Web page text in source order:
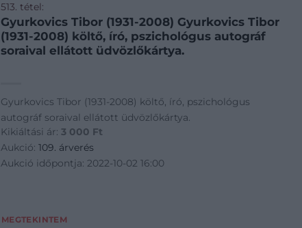
513. tétel:
Gyurkovics Tibor (1931-2008) Gyurkovics Tibor
(1931-2008) költő, író, pszichológus autográf
soraival ellátott üdvözlőkártya.
Gyurkovics Tibor (1931-2008) költő, író, pszichológus
autográf soraival ellátott üdvözlőkártya.
Kikiáltási ár:3 000 Ft
Aukció:109. árverés
Aukció időpontja: 2022-10-02 16:00
MEGTEKINTEM